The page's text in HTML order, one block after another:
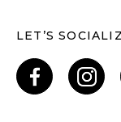
LET’S